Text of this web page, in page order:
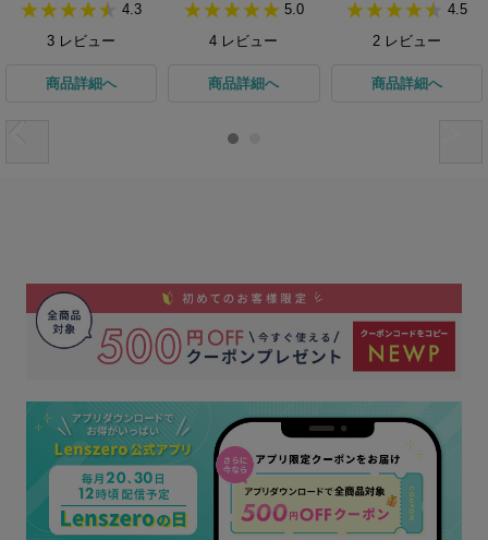
4.3
3 レビュー
商品詳細へ
5.0
4 レビュー
商品詳細へ
4.5
2レビュー
商品詳細へ